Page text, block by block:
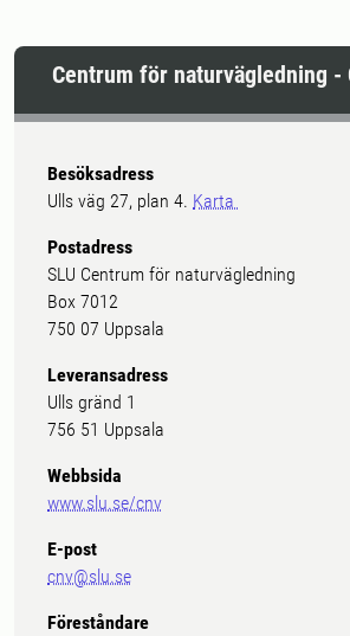
Centrum för naturvägledning -
Besöksadress
Ulls väg 27, plan 4. Karta
Postadress
SLU Centrum för naturvägledning
Box 7012
750 07 Uppsala
Leveransadress
Ulls gränd 1
756 51 Uppsala
Webbsida
www.slu.se/cnv
E-post
cnv@slu.se
Föreståndare